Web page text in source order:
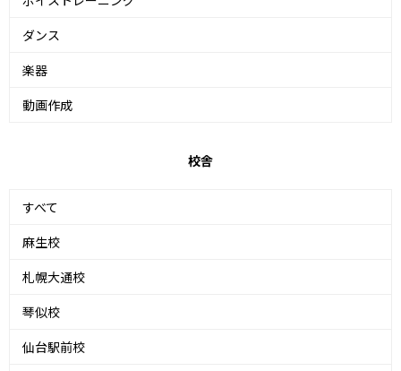
ダンス
楽器
動画作成
校舎
すべて
麻生校
札幌大通校
琴似校
仙台駅前校